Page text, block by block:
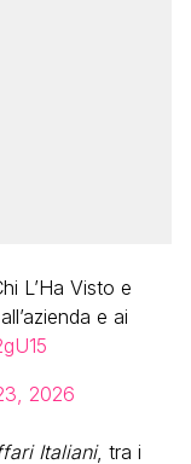
L’Ha Visto e
e ai
2026
Italiani, tra i